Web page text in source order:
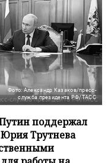
Фото: Александр Казаков/пресс-
служба президента РФ/ТАСС
поддержал
Трутнева